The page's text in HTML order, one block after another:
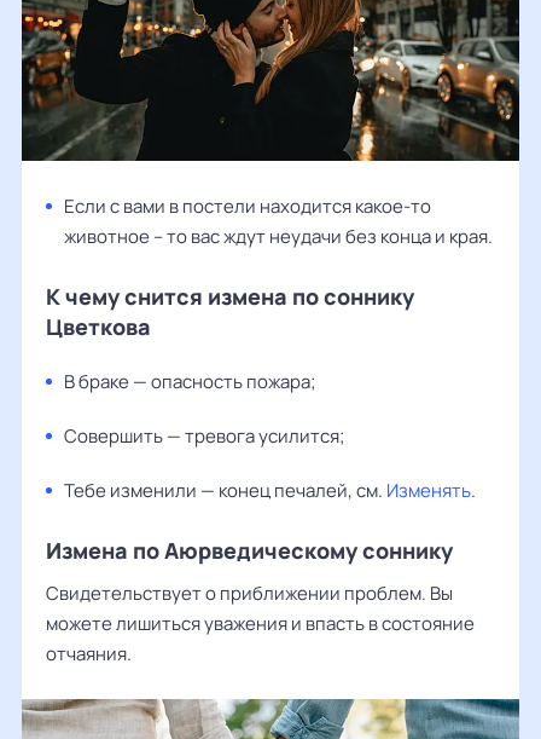
Если с вами в постели находится какое-то
животное – то вас ждут неудачи без конца и края.
К чему снится измена по соннику
Цветкова
В браке — опасность пожара;
Совершить — тревога усилится;
Тебе изменили — конец печалей, см. Изменять.
Измена по Аюрведическому соннику
Свидетельствует о приближении проблем. Вы
можете лишиться уважения и впасть в состояние
отчаяния.